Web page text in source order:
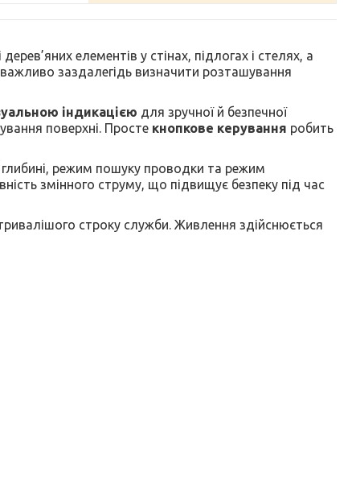
елементів у стінах, підлогах і стелях, а
заздалегідь визначити розташування
індикацією для зручної й безпечної
поверхні. Просте кнопкове керування робить
глибині, режим пошуку проводки та режим
змінного струму, що підвищує безпеку під час
строку служби. Живлення здійснюється